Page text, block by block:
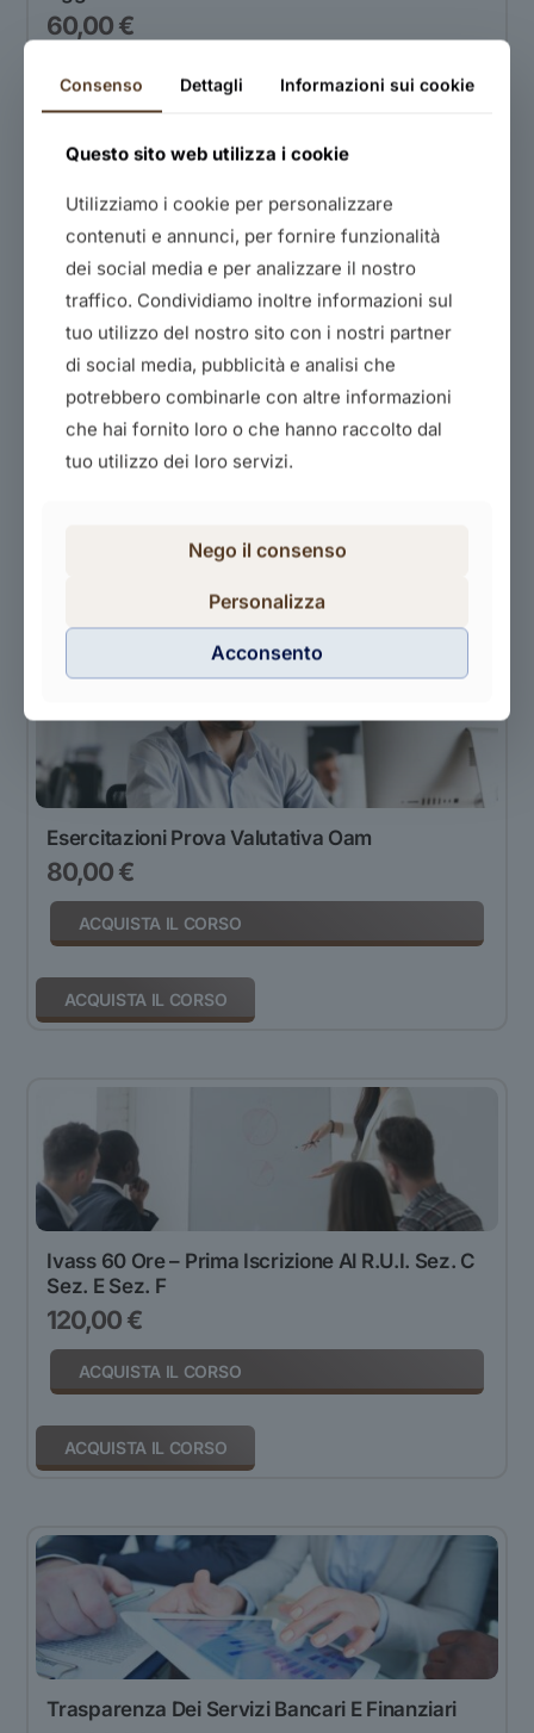
60,00 €
ACQUISTA IL CORSO
ACQUISTA IL CORSO
Prima Formazione Agenti Di Pagamento
70,00€
Esercitazioni Prova Valutativa Oam
80,00 €
ACQUISTA IL CORSO
ACQUISTA IL CORSO
Ivass 60 Ore – Prima Iscrizione Al R.u.i. Sez. C
Sez. E Sez. F
120,00 €
ACQUISTA IL CORSO
ACQUISTA IL CORSO
Trasparenza Dei Servizi Bancari E Finanziari
Consenso Dettagli Informazioni sui cookie
Questo sito web utilizza i cookie
Utilizziamo i cookie per personalizzare
contenuti e annunci, per fornire funzionalità
dei social media e per analizzare il nostro
traffico. Condividiamo inoltre informazioni sul
tuo utilizzo del nostro sito con i nostri partner
di social media, pubblicità e analisi che
potrebbero combinarle con altre informazioni
che hai fornito loro o che hanno raccolto dal
tuo utilizzo dei loro servizi.
Nego il consenso
Personalizza
Acconsento